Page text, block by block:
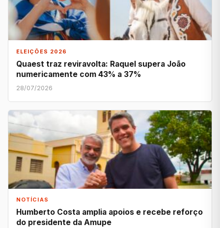
ELEIÇÕES 2026
Quaest traz reviravolta: Raquel supera João
numericamente com 43% a 37%
28/07/2026
NOTÍCIAS
Humberto Costa amplia apoios e recebe reforço
do presidente da Amupe